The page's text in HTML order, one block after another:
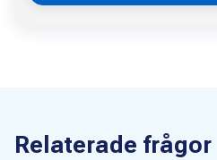
Relaterade frågor